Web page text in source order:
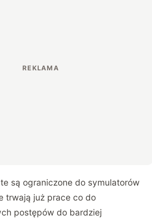
są ograniczone do symulatorów
trwają już prace co do
postępów do bardziej